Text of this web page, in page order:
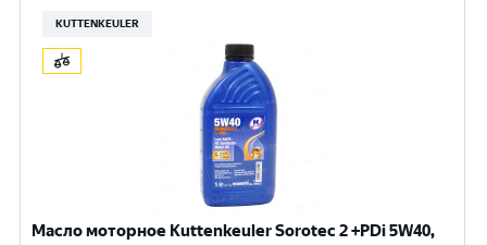
KUTTENKEULER
Масло моторное Kuttenkeuler Sorotec 2 +PDi 5W40,